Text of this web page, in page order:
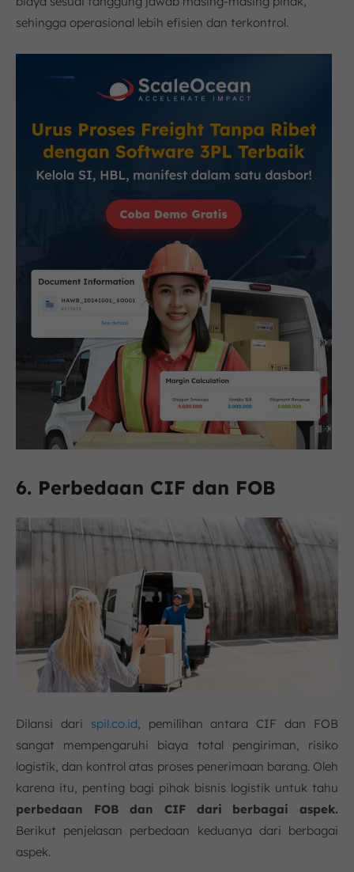
sehingga operasional lebih efisien dan terkontrol.
6. Perbedaan CIF dan FOB
Dilansi dari spil.co.id, pemilihan antara CIF dan FOB
sangat mempengaruhi biaya total pengiriman, risiko
logistik, dan kontrol atas proses penerimaan barang. Oleh
karena itu, penting bagi pihak bisnis logistik untuk tahu
perbedaan FOB dan CIF dari berbagai aspek.
Berikut penjelasan perbedaan keduanya dari berbagai
aspek.